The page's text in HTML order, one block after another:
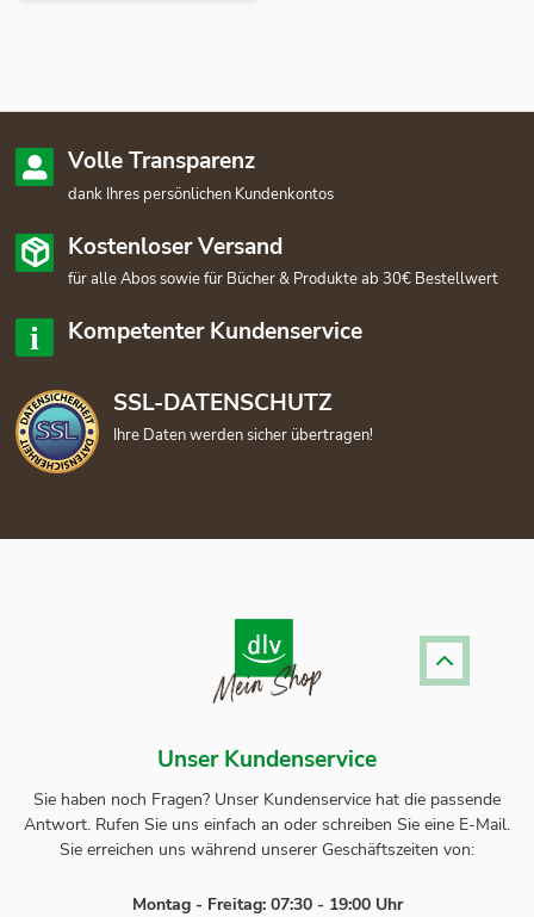
Volle Transparenz
dank Ihres persönlichen Kundenkontos
Kostenloser Versand
für alle Abos sowie für Bücher & Produkte ab 30€ Bestellwert
Kompetenter Kundenservice
SSL-DATENSCHUTZ
Ihre Daten werden sicher übertragen!
Unser Kundenservice
Sie haben noch Fragen? Unser Kundenservice hat die passende
Antwort. Rufen Sie uns einfach an oder schreiben Sie eine E-Mail.
Sie erreichen uns während unserer Geschäftszeiten von:
Montag - Freitag: 07:30 - 19:00 Uhr